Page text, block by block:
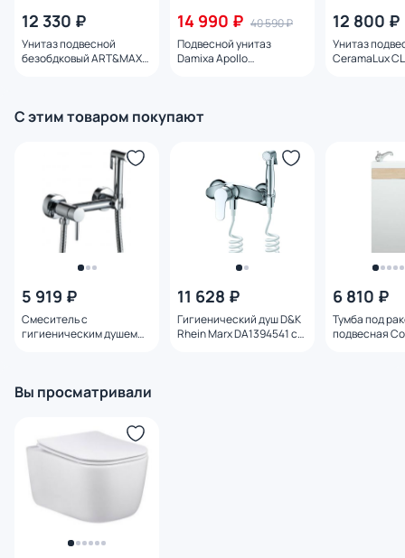
12 330 ₽
Унитаз подвесной
безобдковый ART&MAX
14 990 ₽ 40 590 ₽
Подвесной унитаз
Damixa Apollo
12 800 ₽
Унитаз
CeramaLux
С этим товаром покупают
5 919 ₽
Смеситель с
гигиеническим душем
11 628 ₽
Гигиенический душ D&K
Rhein Marx DA1394541 с
6 810 ₽
Тумба под
подвесная
Вы просматривали